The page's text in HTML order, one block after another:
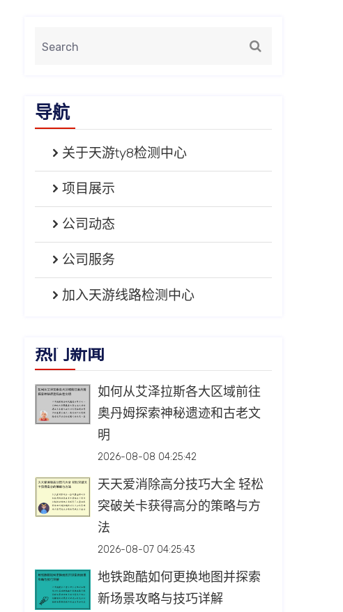
导航
关于天游ty8检测中心
项目展示
公司动态
公司服务
加入天游线路检测中心
热门新闻
如何从艾泽拉斯各大区域前往
奥丹姆探索神秘遗迹和古老文
明
2026-08-08 04:25:42
天天爱消除高分技巧大全 轻松
突破关卡获得高分的策略与方
法
2026-08-07 04:25:43
地铁跑酷如何更换地图并探索
新场景攻略与技巧详解